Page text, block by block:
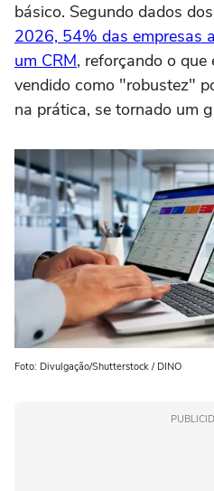
básico. Segundo dados dos
2026, 54% das empresas
um CRM, reforçando o que
vendido como "robustez"
na prática, se tornado um
Foto: Divulgação/Shutterstock / DINO